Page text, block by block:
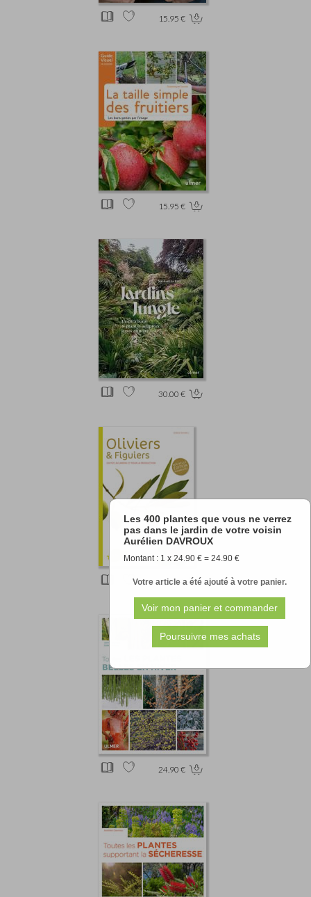
Les 400 plantes que vous ne verrez
pas dans le jardin de votre voisin
Aurélien DAVROUX
Montant : 1 x 24.90 € = 24.90 €
Votre article a été ajouté à votre panier.
15.95 €
15.95 €
30.00 €
15.20 €
24.90 €